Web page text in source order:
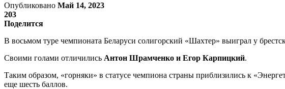
Опубликовано Май 14, 2023
203
Поделится
В восьмом туре чемпионата Беларуси солигорский «Шахтер» выиграл у
Своими голами отличились Антон Шрамченко и Егор Карпицкий.
Таким образом, «горняки» в статусе чемпиона страны приблизились к
еще шесть баллов.